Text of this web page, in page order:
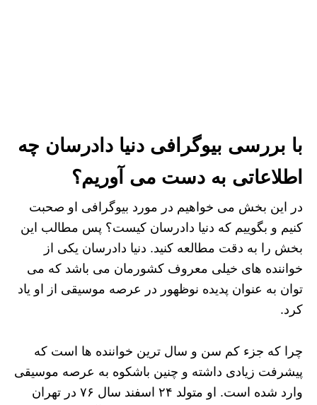
با بررسی بیوگرافی دنیا دادرسان چه
اطلاعاتی به دست می آوریم؟
در این بخش می خواهیم در مورد بیوگرافی او صحبت
کنیم و بگوییم که دنیا دادرسان کیست؟ پس مطالب این
بخش را به دقت مطالعه کنید. دنیا دادرسان یکی از
خواننده های خیلی معروف کشورمان می باشد که می
توان به عنوان پدیده نوظهور در عرصه موسیقی از او یاد
کرد.
چرا که جزء کم سن و سال ترین خواننده ها است که
پیشرفت زیادی داشته و چنین باشکوه به عرصه موسیقی
وارد شده است. او متولد ۲۴ اسفند سال ۷۶ در تهران